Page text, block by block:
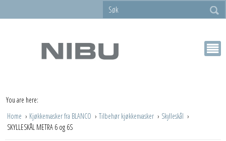
You are here:
Home
Kjøkkenvasker fra BLANCO Tilbehør kjøkkenvasker
Skylleskål
SKYLLESKÅL METRA 6 og 6S